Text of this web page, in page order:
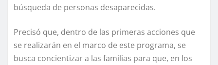
búsqueda de personas desaparecidas.
Precisó que, dentro de las primeras acciones que
se realizarán en el marco de este programa, se
busca concientizar a las familias para que, en los